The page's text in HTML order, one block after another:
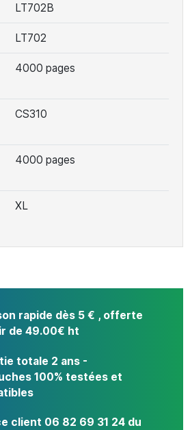
LT702B
LT702
4000 pages
CS310
4000 pages
XL
rapide dès 5 € , offerte
de 49.00€ ht
totale 2 ans -
100% testées et
client 06 82 69 31 24 du